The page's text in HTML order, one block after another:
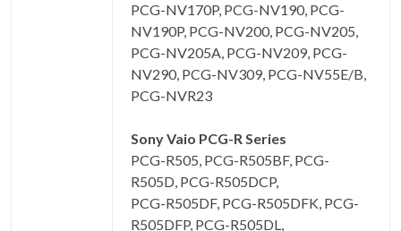
PCG-NV170P, PCG-NV190, PCG-
NV190P, PCG-NV200, PCG-NV205,
PCG-NV205A, PCG-NV209, PCG-
NV290, PCG-NV309, PCG-NV55E/B,
PCG-NVR23
Sony Vaio PCG-R Series
PCG-R505, PCG-R505BF, PCG-
R505D, PCG-R505DCP,
PCG-R505DF, PCG-R505DFK, PCG-
R505DFP, PCG-R505DL,